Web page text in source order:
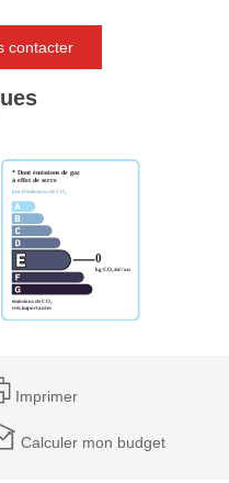
contacter
Imprimer
Calculer mon budget